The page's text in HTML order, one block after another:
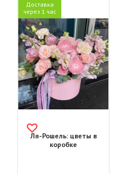
Доставка
через 1 час
Ля-Рошель: цветы в
коробке